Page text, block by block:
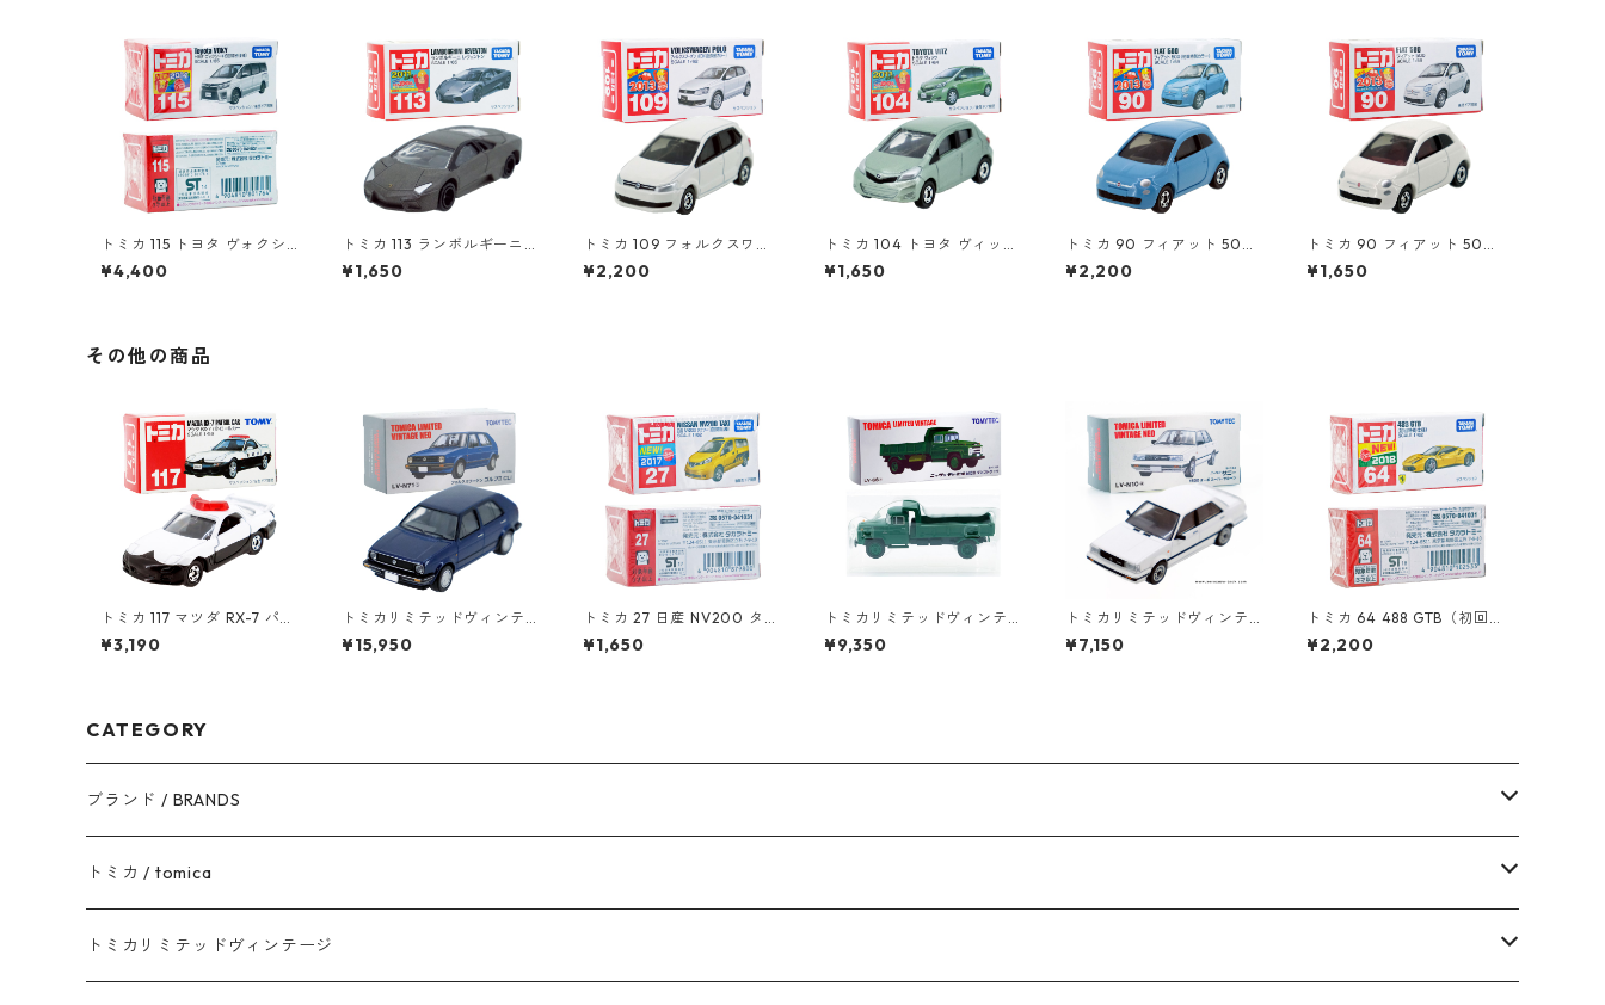
トミカ 115 トヨタ ヴォクシ
ー（初回特別仕様）#10801
764
¥4,400
トミカ 113 ランボルギーニ
レヴェントン #10359791
¥1,650
トミカ 109 フォルクスワー
ゲン ポロ（初回特別カラ
ー）#10467380
¥2,200
トミカ 104 トヨタ ヴィッツ
#10392507
¥1,650
トミカ 90 フィアット 500
（初回特別カラー）#10471
080
¥2,200
トミカ 90 フィアット 500
#10471011
¥1,650
その他の商品
トミカ 117 マツダ RX-7 パト
ロールカー #10563471
¥3,190
トミカリミテッドヴィンテ
ージネオ LV-N71b フォルク
スワーゲン ゴルフⅡ CLi #3
¥15,950
トミカ 27 日産 NV200 タク
シー（初回特別仕様）#1087
9800
¥1,650
トミカリミテッドヴィンテ
ージ LV-66a ニッサン ディ
ーゼル 680型 ダンプトラッ
¥9,350
トミカリミテッドヴィンテ
ージネオ LV-N10a ニッサン
サニー 1500 ターボ スーパ
¥7,150
トミカ 64 488 GTB（初回特
別仕様）#10102533
¥2,200
CATEGORY
ブランド / BRANDS
トヨタ / TOYOTA
ダイハツ / DAIHATSU
トミカ / tomica
赤箱 - 現行トミカ
トミカリミテッドヴィンテージ